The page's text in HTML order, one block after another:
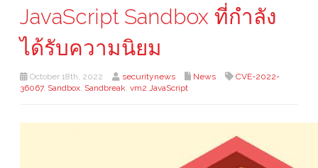
JavaScript Sandbox ที่กำลัง
ได้รับความนิยม
October 18th, 2022 securitynews News
CVE-2022-
36067, Sandbox, Sandbreak, vm2 JavaScript